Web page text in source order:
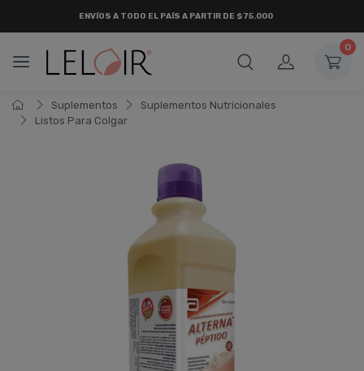
ENVÍOS A TODO EL PAÍS A PARTIR DE $75.000
0
Suplementos
Suplementos Nutricionales
Listos Para Colgar